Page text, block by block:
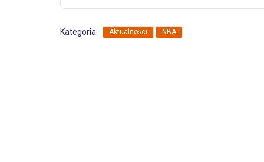
Kategoria: Aktualności NBA